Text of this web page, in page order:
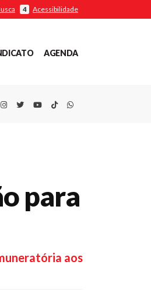
4 Acessibilidade
AGENDA
Instagram
TwitterYoutube
TikTokWhatsapp
para
aos